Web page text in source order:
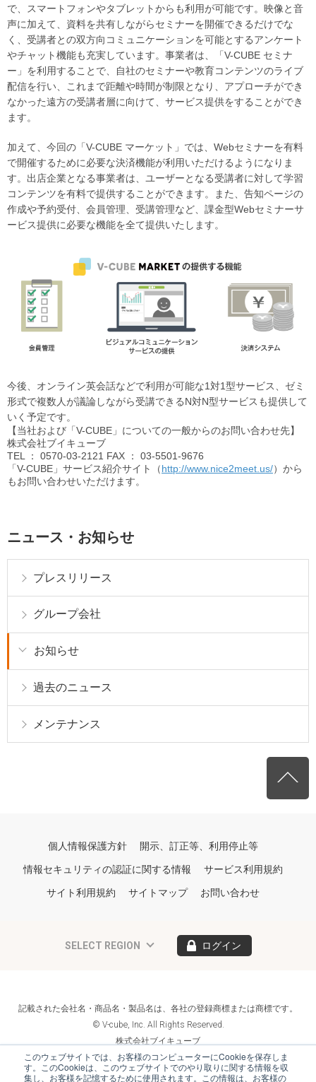
このウェブサイトでは、お客様のコンピューターにCookieを保存しま
す。このCookieは、このウェブサイトでのやり取りに関する情報を収
集し、お客様を記憶するために使用されます。この情報は、お客様の
で、スマートフォンやタブレットからも利用が可能です。映像と音
声に加えて、資料を共有しながらセミナーを開催できるだけでな
く、受講者との双方向コミュニケーションを可能とするアンケート
やチャット機能も充実しています。事業者は、「V-CUBE セミナ
ー」を利用することで、自社のセミナーや教育コンテンツのライブ
配信を行い、これまで距離や時間が制限となり、アプローチができ
なかった遠方の受講者層に向けて、サービス提供をすることができ
ます。
加えて、今回の「V-CUBE マーケット」では、Webセミナーを有料
で開催するために必要な決済機能が利用いただけるようになりま
す。出店企業となる事業者は、ユーザーとなる受講者に対して学習
コンテンツを有料で提供することができます。また、告知ページの
作成や予約受付、会員管理、受講管理など、課金型Webセミナーサ
ービス提供に必要な機能を全て提供いたします。
今後、オンライン英会話などで利用が可能な1対1型サービス、ゼミ
形式で複数人が議論しながら受講できるN対N型サービスも提供して
いく予定です。
【当社および「V-CUBE」についての一般からのお問い合わせ先】
株式会社ブイキューブ
TEL ： 0570-03-2121 FAX
： 03-5501-9676
「V-CUBE」サービス紹介サイト（http://www.nice2meet.us/）から
もお問い合わせいただけます。
ニュース・お知らせ
プレスリリース
グループ会社
お知らせ
過去のニュース
メンテナンス
個人情報保護方針 開示、訂正等、利用停止等
情報セキュリティの認証に関する情報 サービス利用規約
サイト利用規約 サイトマップ お問い合わせ
SELECT REGION ログイン
記載された会社名・商品名・製品名は、各社の登録商標または商標です。
© V-cube, Inc. All Rights Reserved.
株式会社ブイキューブ
Follow Us